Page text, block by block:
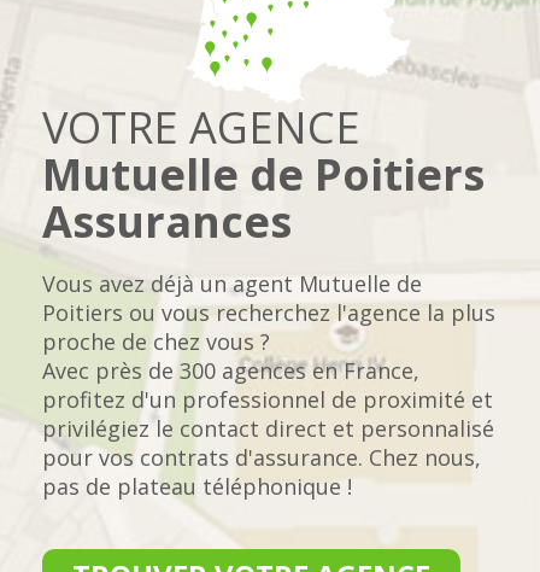
VOTRE AGENCE
Mutuelle de Poitiers
Assurances
Vous avez déjà un agent Mutuelle de
Poitiers ou vous recherchez l'agence la plus
proche de chez vous ?
Avec près de 300 agences en France,
profitez d'un professionnel de proximité et
privilégiez le contact direct et personnalisé
pour vos contrats d'assurance. Chez nous,
pas de plateau téléphonique !